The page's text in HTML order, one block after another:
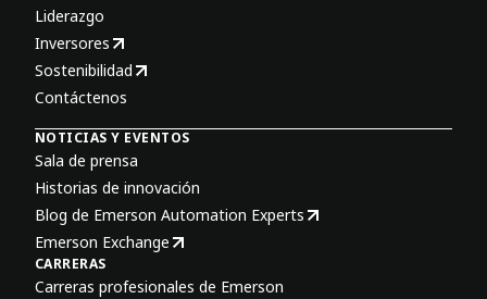
Liderazgo
Inversores
Sostenibilidad
Contáctenos
NOTICIAS Y EVENTOS
Sala de prensa
Historias de innovación
Blog de Emerson Automation Experts
Emerson Exchange
CARRERAS
Carreras profesionales de Emerson